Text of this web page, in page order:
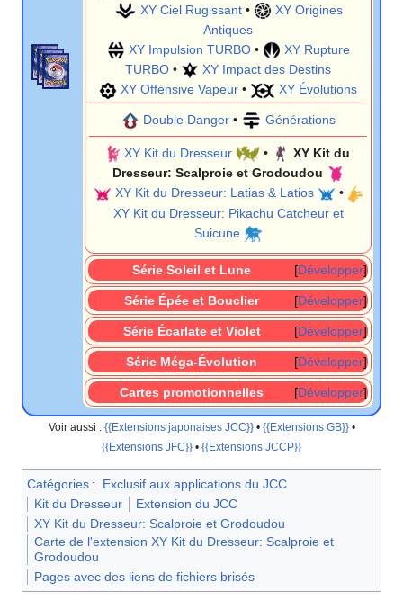
XY Ciel Rugissant•
XY Origines
Antiques
XY Impulsion TURBO•
XY Rupture
TURBO •
XY Impact des Destins
XY Offensive Vapeur • XY Évolutions
Double Danger• Générations
XY Kit du Dresseur •
XY Kit du
Dresseur: Scalproie et Grodoudou
XY Kit du Dresseur: Latias & Latios
•
XY Kit du Dresseur: Pikachu Catcheur et
Suicune
Développer
Série Soleil et Lune
Développer
Série Épée et Bouclier
Développer
Série Écarlate et Violet
Développer
Série Méga-Évolution
Développer
Cartes promotionnelles
Voir aussi : {{Extensions japonaises JCC}}• {{Extensions GB}}•
{{Extensions JFC}} • {{Extensions JCCP}}
Catégories :
Exclusif aux applications du JCC
Kit du Dresseur
Extension du JCC
XY Kit du Dresseur: Scalproie et Grodoudou
Carte de l'extension XY Kit du Dresseur: Scalproie et
Grodoudou
Pages avec des liens de fichiers brisés